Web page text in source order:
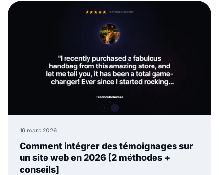
19 mars 2026
Comment intégrer des témoignages sur
un site web en 2026 [2 méthodes +
conseils]